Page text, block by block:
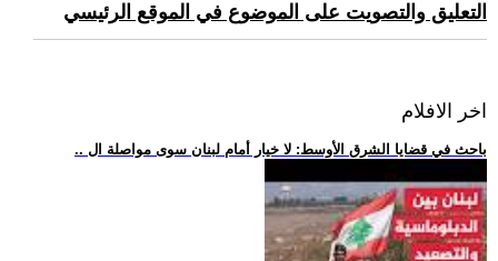
التعليق والتصويت على الموضوع في الموقع الرئيسي
اخر الافلام
.. باحث في قضايا الشرق الأوسط: لا خيار أمام لبنان سوى مواصلة ال